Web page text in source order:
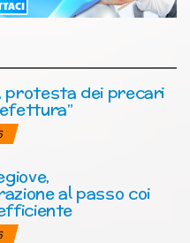
protesta dei precari
al passo coi